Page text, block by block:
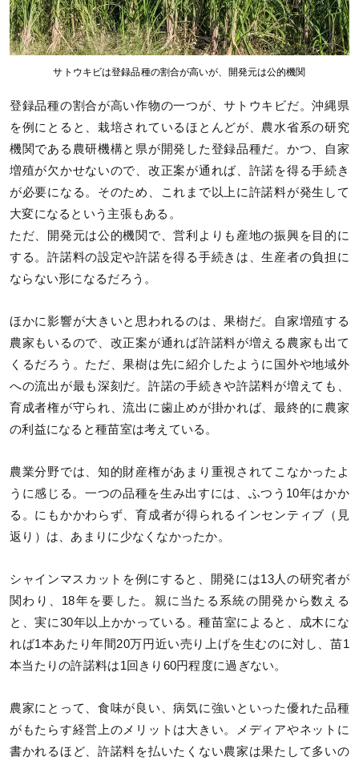
サトウキビは登録品種の割合が高いが、開発元は公的機関
登録品種の割合が高い作物の一つが、サトウキビだ。沖縄県
を例にとると、栽培されているほとんどが、農水省系の研究
機関である農研機構と県が開発した登録品種だ。かつ、自家
増殖が欠かせないので、改正案が通れば、許諾を得る手続き
が必要になる。そのため、これまで以上に許諾料が発生して
大変になるという主張もある。
ただ、開発元は公的機関で、営利よりも産地の振興を目的に
する。許諾料の設定や許諾を得る手続きは、生産者の負担に
ならない形になるだろう。
ほかに影響が大きいと思われるのは、果樹だ。自家増殖する
農家もいるので、改正案が通れば許諾料が増える農家も出て
くるだろう。ただ、果樹は先に紹介したように国外や地域外
への流出が最も深刻だ。許諾の手続きや許諾料が増えても、
育成者権が守られ、流出に歯止めが掛かれば、最終的に農家
の利益になると種苗室は考えている。
農業分野では、知的財産権があまり重視されてこなかったよ
うに感じる。一つの品種を生み出すには、ふつう10年はかか
る。にもかかわらず、育成者が得られるインセンティブ（見
返り）は、あまりに少なくなかったか。
シャインマスカットを例にすると、開発には13人の研究者が
関わり、18年を要した。親に当たる系統の開発から数える
と、実に30年以上かかっている。種苗室によると、成木にな
れば1本あたり年間20万円近い売り上げを生むのに対し、苗1
本当たりの許諾料は1回きり60円程度に過ぎない。
農家にとって、食味が良い、病気に強いといった優れた品種
がもたらす経営上のメリットは大きい。メディアやネットに
書かれるほど、許諾料を払いたくない農家は果たして多いの